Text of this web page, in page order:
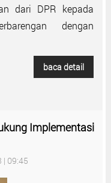
dari DPR kepada
dengan
baca detail
Implementasi
| 09:45